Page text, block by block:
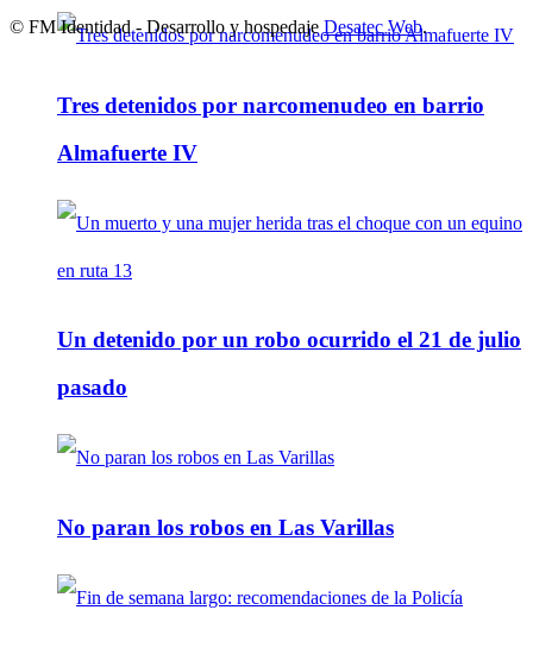
Tres detenidos por narcomenudeo en barrio
Almafuerte IV
Un detenido por un robo ocurrido el 21 de julio
pasado
No paran los robos en Las Varillas
© FM Identidad - Desarrollo y hospedaje Desatec Web.